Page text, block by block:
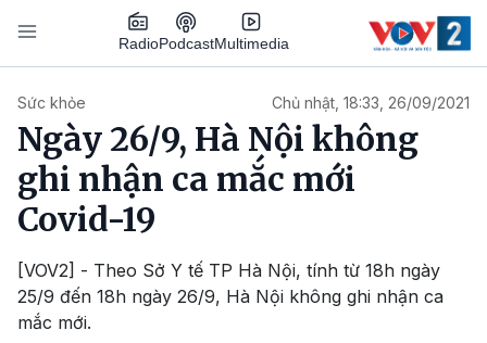
Nhảy đến nội dung
RadioPodcastMultimedia
Sức khỏe Chủ nhật, 18:33, 26/09/2021
Ngày 26/9, Hà Nội không
ghi nhận ca mắc mới
Covid-19
[VOV2] - Theo Sở Y tế TP Hà Nội, tính từ 18h ngày
25/9 đến 18h ngày 26/9, Hà Nội không ghi nhận ca
mắc mới.